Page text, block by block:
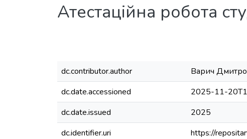
Атестаційна робота
dc.contributor.author
Варич
dc.date.accessioned
2025-11-
dc.date.issued
2025
dc.identifier.uri
https://